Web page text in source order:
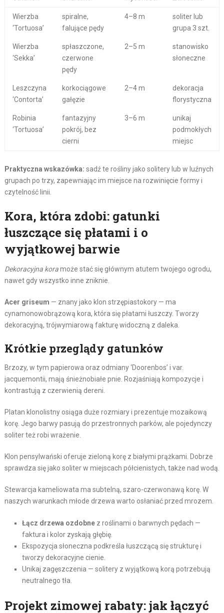
Wierzba
‘Tortuosa’
spiralne,
falujące pędy
4–8 m
soliter lub
grupa 3 szt.
Wierzba
‘Sekka’
spłaszczone,
czerwone
pędy
2–5 m
stanowisko
słoneczne
Leszczyna
‘Contorta’
korkociągowe
gałęzie
2–4 m
dekoracja
florystyczna
Robinia
‘Tortuosa’
fantazyjny
pokrój, bez
cierni
3–6 m
unikaj
podmokłych
miejsc
Praktyczna wskazówka: sadź te rośliny jako solitery lub w luźnych
grupach po trzy, zapewniając im miejsce na rozwinięcie formy i
czytelność linii.
Kora, która zdobi: gatunki
łuszczące się płatami i o
wyjątkowej barwie
Dekoracyjna koramoże stać się głównym atutem twojego ogrodu,
nawet gdy wszystko inne zniknie.
Acer griseum — znany jako klon strzępiastokory — ma
cynamonowobrązową kora, która się płatami łuszczy. Tworzy
dekoracyjną, trójwymiarową fakturę widoczną z daleka.
Krótkie przeglądy gatunków
Brzozy, w tym papierowa oraz odmiany ‘Doorenbos’ i var.
jacquemontii, mają śnieżnobiałe pnie. Rozjaśniają kompozycje i
kontrastują z czerwienią dereni.
Platan klonolistny osiąga duże rozmiary i prezentuje mozaikową
korę. Jego barwy pasują do przestronnych parków, ale pojedynczy
soliter też robi wrażenie.
Klon pensylwański oferuje zieloną korę z białymi prążkami. Dobrze
sprawdza się jako soliter w miejscach półcienistych, także nad wodą.
Stewarcja kameliowata ma subtelną, szaro-czerwonawą korę. W
naszych warunkach młode drzewa warto osłaniać przed mrozem.
Łącz drzewa ozdobnez roślinami o barwnych pędach —
faktura i kolor zyskają głębię.
Ekspozycja słoneczna podkreśla łuszczącą się strukturę i
tworzy dekoracyjne cienie.
Unikaj zagęszczenia — solitery z wyjątkową korą potrzebują
neutralnego tła.
Projekt zimowej rabaty: jak łączyć